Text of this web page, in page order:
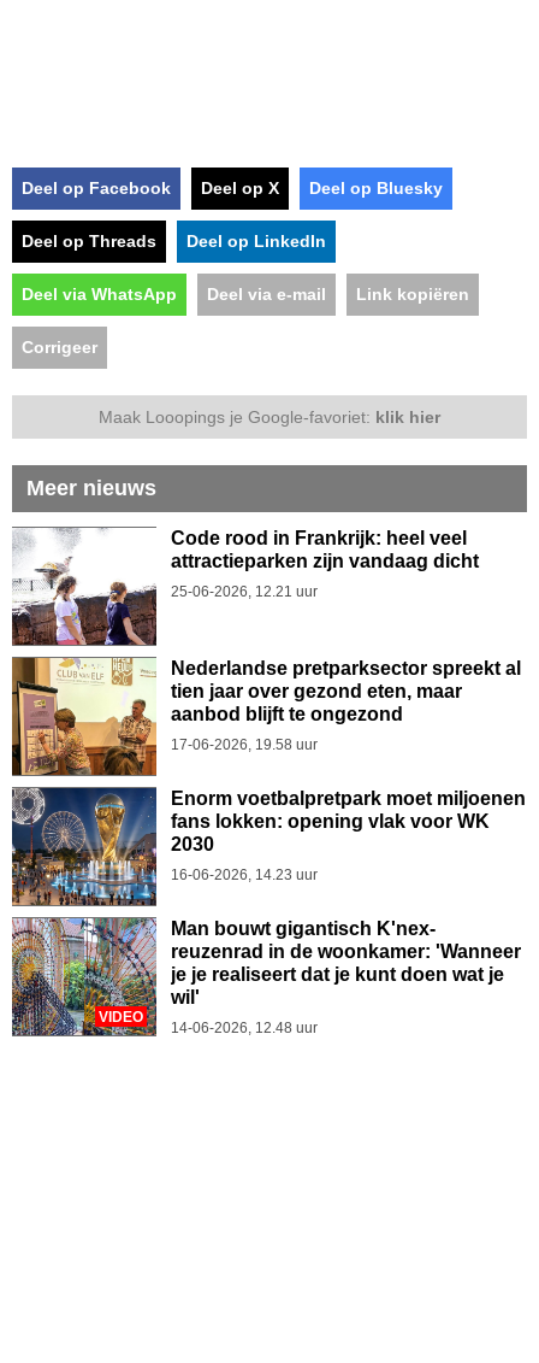
Deel op Facebook Deel op X Deel op Bluesky
Deel op Threads Deel op LinkedIn
Deel via WhatsApp Deel via e-mail Link kopiëren
Corrigeer
Maak Looopings je Google-favoriet: klik hier
Meer nieuws
Code rood in Frankrijk: heel veel
attractieparken zijn vandaag dicht
25-06-2026, 12.21 uur
Nederlandse pretparksector spreekt al
tien jaar over gezond eten, maar
aanbod blijft te ongezond
17-06-2026, 19.58 uur
Enorm voetbalpretpark moet miljoenen
fans lokken: opening vlak voor WK
2030
16-06-2026, 14.23 uur
VIDEO
Man bouwt gigantisch K'nex-
reuzenrad in de woonkamer: 'Wanneer
je je realiseert dat je kunt doen wat je
wil'
14-06-2026, 12.48 uur